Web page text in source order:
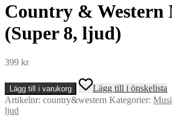
Country & Western
(Super 8, ljud)
399 kr
Country
&
Western
Music
Lägg till i varukorg
Lägg till i önskelista
Artikelnr: country&western Kategorier:
ljud